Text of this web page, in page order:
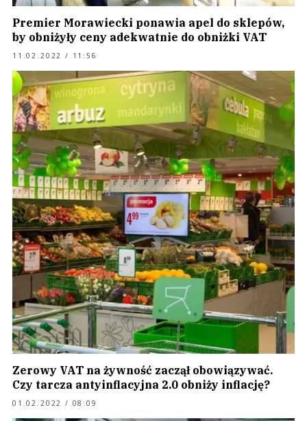
Premier Morawiecki ponawia apel do sklepów,
by obniżyły ceny adekwatnie do obniżki VAT
11.02.2022 / 11:56
Zerowy VAT na żywność zaczął obowiązywać.
Czy tarcza antyinflacyjna 2.0 obniży inflację?
01.02.2022 / 08:09